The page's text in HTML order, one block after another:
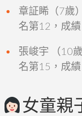
章証睎（7歲
名第12，成
張峻宇 （10
名第15，成
女童親